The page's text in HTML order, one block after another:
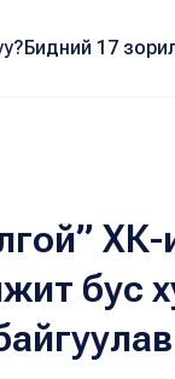
Бидний 17
бус